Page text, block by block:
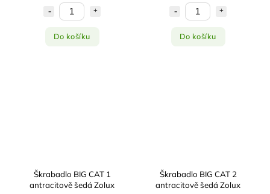
Do košíku Do košíku
Škrabadlo BIG CAT 1
antracitově šedá Zolux
Škrabadlo BIG CAT 2
antracitově šedá Zolux